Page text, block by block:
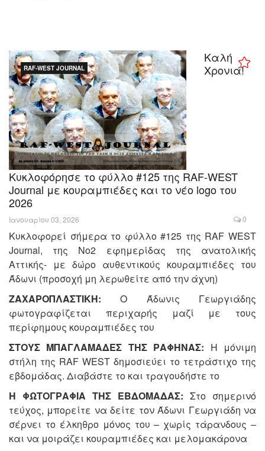
RAF-WEST JOURNAL
Καλή
Χρονιά!
Κυκλοφόρησε το φύλλο #125 της RAF-WEST
Journal με κουραμπιέδες και το νέο logo του
2026
Ιανουαρίου 03, 2026 0
Κυκλοφορεί σήμερα το φύλλο #125 της RAF WEST
Journal, της Νο2 εφημερίδας της ανατολικής
Αττικής- με δώρο αυθεντικούς κουραμπιέδες του
Άδωνι (προσοχή μη λερωθείτε από την άχνη)
ΖΑΧΑΡΟΠΛΑΣΤΙΚH: O Άδωνις Γεωργιάδης
φωτογραφίζεται περιχαρής μαζί με τους
περίφημους κουραμπιέδες του
ΣΤΟΥΣ ΜΠΑΓΛΑΜΑΔΕΣ ΤΗΣ ΡΑΦΗΝΑΣ: Η μόνιμη
στήλη της RAF WEST δημοσιεύει το τετράστιχο της
εβδομάδας. Διαβάστε το και τραγουδήστε το
Η ΦΩΤΟΓΡΑΦΙΑ ΤΗΣ ΕΒΔΟΜΑΔΑΣ: Στο σημερινό
τεύχος, μπορείτε να δείτε τον Άδωνι Γεωργιάδη να
σέρνει το έλκηθρο μόνος του – χωρίς τάρανδους –
και να μοιράζει κουραμπιέδες και μελομακάρονα